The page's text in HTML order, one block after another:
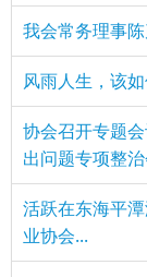
我会常务理事
风雨人生，该
协会召开专题
出问题专项整
活跃在东海平
业协会...